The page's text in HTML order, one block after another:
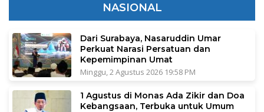
NASIONAL
Dari Surabaya, Nasaruddin Umar
Perkuat Narasi Persatuan dan
Kepemimpinan Umat
Minggu, 2 Agustus 2026 19:58 PM
1 Agustus di Monas Ada Zikir dan Doa
Kebangsaan, Terbuka untuk Umum